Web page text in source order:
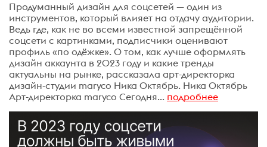
Продуманный дизайн для соцсетей — один из
инструментов, который влияет на отдачу аудитории.
Ведь где, как не во всеми известной запрещённой
соцсети с картинками, подписчики оценивают
профиль «по одёжке». О том, как лучше оформлять
дизайн аккаунта в 2023 году и какие тренды
актуальны на рынке, рассказала арт-директорка
дизайн-студии maryco Ника Октябрь. Ника Октябрь
Арт-директорка maryco Сегодня... подробнее